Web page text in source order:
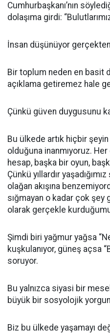
Cumhurbaşkanı’nın
dolaşıma girdi:
İnsan düşünüyor
Bir toplum neden en basit
açıklama getiremez hale
Çünkü güven duygusunu
Bu ülkede artık hiçbir
olduğuna inanmıyoruz. Her
hesap, başka bir oyun,
Çünkü yıllardır
olağan akışına
sığmayan o kadar çok
olarak gerçekle
Şimdi biri yağmur yağsa
kuşkulanıyor, güneş açsa
soruyor.
Bu yalnızca siyasi bir
büyük bir sosyolojik
Biz bu ülkede yaşamayı